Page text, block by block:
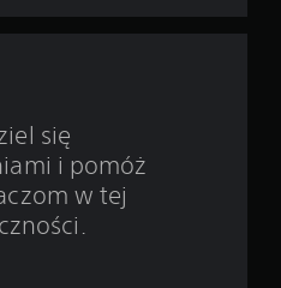
i
się
i pomóż
w tej